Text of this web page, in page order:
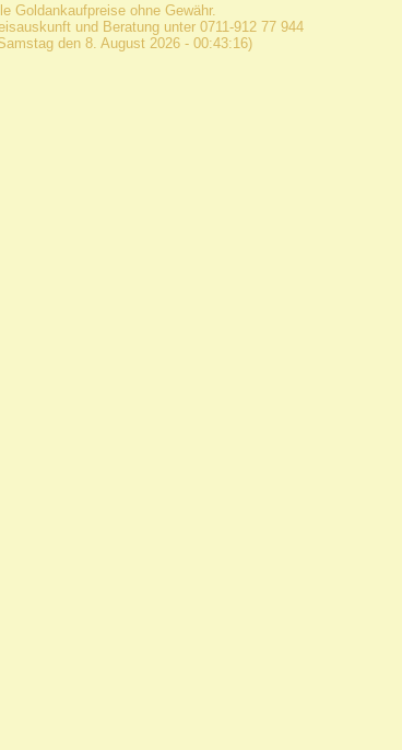
Goldankaufpreise ohne Gewähr.
und Beratung unter 0711-912 77 944
den 8. August 2026 - 00:43:16)